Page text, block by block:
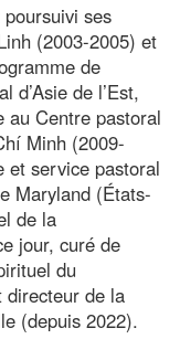
ses
(2003-2005) et
de
d’Asie de l’Est,
au Centre pastoral
Minh (2009-
et service pastoral
Maryland (États-
de la
jour, curé de
du
directeur de la
(depuis 2022).